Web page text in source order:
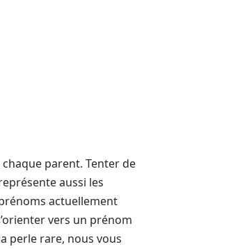
parent. Tenter de
aussi les
actuellement
vers un prénom
perle rare, nous vous